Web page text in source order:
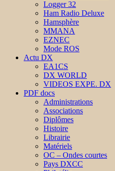
Logger 32
Ham Radio Deluxe
Hamsphère
MMANA
EZNEC
Mode ROS
Actu DX
EA1CS
DX WORLD
VIDEOS EXPE. DX
PDF docs
Administrations
Associations
Diplômes
Histoire
Librairie
Matériels
OC – Ondes courtes
Pays DXCC